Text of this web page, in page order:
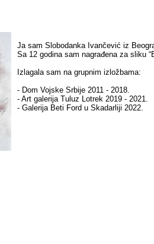
Ja sam Slobodanka Ivančević iz
Sa 12 godina sam nagrađena za sliku
Izlagala sam na grupnim izložbama:
- Dom Vojske Srbije 2011 - 2018.
- Art galerija Tuluz Lotrek 2019 - 2021.
- Galerija Beti Ford u Skadarliji 2022.